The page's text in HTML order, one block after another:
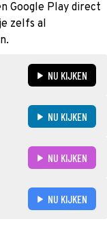
Google Play direct
zelfs al
NU KIJKEN
NU KIJKEN
NU KIJKEN
NU KIJKEN